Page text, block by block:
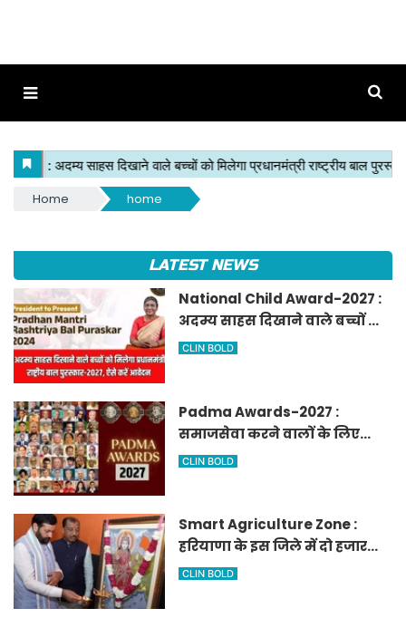
Home home
LATEST NEWS
National Child Award-2027 :
अदम्य साहस दिखाने वाले बच्चों को
मिलेगा प्रधानमंत्री राष्ट्रीय बाल
CLIN BOLD
Padma Awards-2027 :
समाजसेवा करने वालों के लिए
सुनेहरा मौका, गृह मंत्रालय ने
CLIN BOLD
Smart Agriculture Zone :
हरियाणा के इस जिले में दो हजार
एकड़ में बनेगा स्मार्ट एग्रीकल्चर
CLIN BOLD